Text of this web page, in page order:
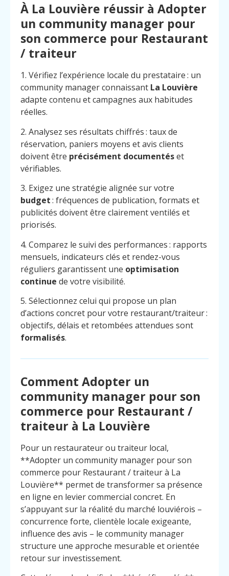
Contact
À La Louvière réussir à Adopter
un community manager pour
son commerce pour Restaurant
/ traiteur
1. Vérifiez l’expérience locale du prestataire : un
community manager connaissant La Louvière
adapte contenu et campagnes aux habitudes
réelles.
2. Analysez ses résultats chiffrés : taux de
réservation, paniers moyens et avis clients
doivent être précisément documentéset
vérifiables.
3. Exigez une stratégie alignée sur votre
budget: fréquences de publication, formats et
publicités doivent être clairement ventilés et
priorisés.
4. Comparez le suivi des performances : rapports
mensuels, indicateurs clés et rendez-vous
réguliers garantissent une optimisation
continue de votre visibilité.
5. Sélectionnez celui qui propose un plan
d’actions concret pour votre restaurant/traiteur :
objectifs, délais et retombées attendues sont
formalisés.
Comment Adopter un
community manager pour son
commerce pour Restaurant /
traiteur à La Louvière
Pour un restaurateur ou traiteur local,
**Adopter un community manager pour son
commerce pour Restaurant / traiteur à La
Louvière** permet de transformer sa présence
en ligne en levier commercial concret. En
s’appuyant sur la réalité du marché louviérois –
concurrence forte, clientèle locale exigeante,
influence des avis – le community manager
structure une approche mesurable et orientée
retour sur investissement.